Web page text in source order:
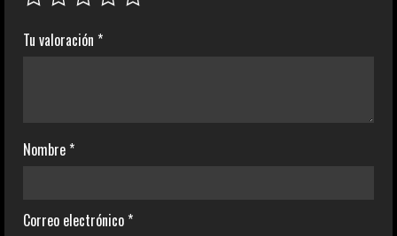
Tu valoración *
Nombre *
Correo electrónico *